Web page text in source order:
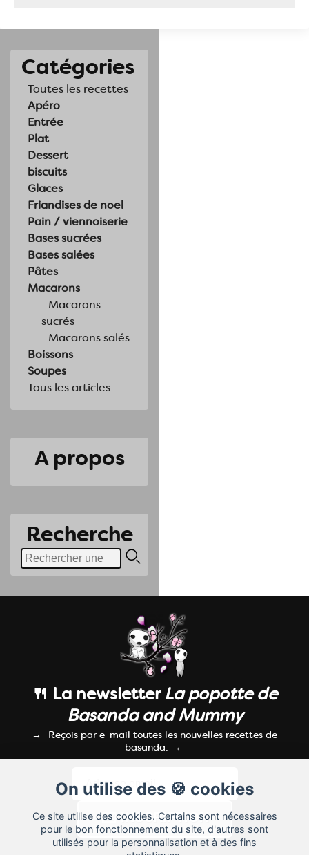
Catégories
Toutes les recettes
Apéro
Entrée
Plat
Dessert
biscuits
Glaces
Friandises de noel
Pain / viennoiserie
Bases sucrées
Bases salées
Pâtes
Macarons
Macarons
sucrés
Macarons salés
Boissons
Soupes
Tous les articles
A propos
Recherche
On utilise des 🍪 cookies
Ce site utilise des cookies. Certains sont nécessaires
pour le bon fonctionnement du site, d'autres sont
utilisés pour la personnalisation et à des fins
🍴 La newsletterLa popotte de
Basanda and Mummy
Reçois par e-mail toutes les nouvelles recettes de
basanda.